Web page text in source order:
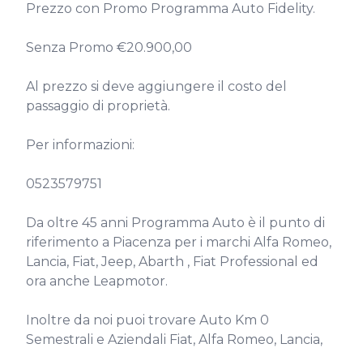
Prezzo con Promo Programma Auto Fidelity.
Senza Promo €20.900,00
Al prezzo si deve aggiungere il costo del
passaggio di proprietà.
Per informazioni:
0523579751
Da oltre 45 anni Programma Auto è il punto di
riferimento a Piacenza per i marchi Alfa Romeo,
Lancia, Fiat, Jeep, Abarth , Fiat Professional ed
ora anche Leapmotor.
Inoltre da noi puoi trovare Auto Km 0
Semestrali e Aziendali Fiat, Alfa Romeo, Lancia,